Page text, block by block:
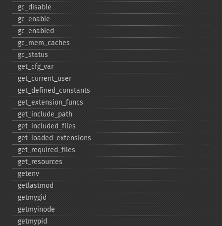
gc_​disable
gc_​enable
gc_​enabled
gc_​mem_​caches
gc_​status
get_​cfg_​var
get_​current_​user
get_​defined_​constants
get_​extension_​funcs
get_​include_​path
get_​included_​files
get_​loaded_​extensions
get_​required_​files
get_​resources
getenv
getlastmod
getmygid
getmyinode
getmypid